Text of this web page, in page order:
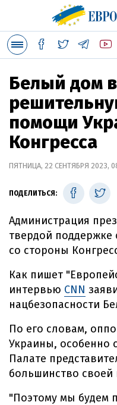
Белый дом
помощи
Конгресса
ПЯТНИЦА, 22 СЕНТЯБРЯ 2023,
ПОДЕЛИТЬСЯ:
Администрация
твердой
со стороны
Как пишет
интервью CNN
нацбезопасности
По его словам,
Украины, особенно
Палате
большинство своей
"Поэтому мы будем